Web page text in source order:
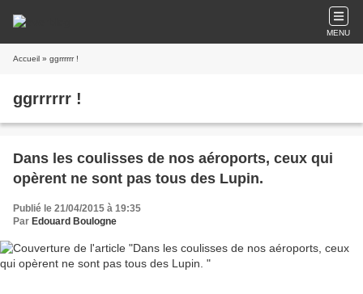
MENU
Accueil » ggrrrrrr !
ggrrrrrr !
Dans les coulisses de nos aéroports, ceux qui
opèrent ne sont pas tous des Lupin.
Publié le 21/04/2015 à 19:35
Par Edouard Boulogne